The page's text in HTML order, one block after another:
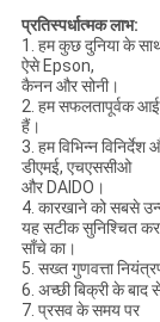
प्रतिस्पर्धात्मक लाभ:
1. हम कुछ दुनिया के साथ
ऐसे Epson,
कैनन और सोनी।
2. हम सफलतापूर्वक
हैं।
3. हम विभिन्न
डीएमई, एचएससीओ
और DAIDO।
4. कारखाने को सबसे
यह सटीक सुनिश्चित
साँचे का।
5. सख्त गुणवत्ता
6. अच्छी बिक्री के बाद
7. प्रसव के समय पर